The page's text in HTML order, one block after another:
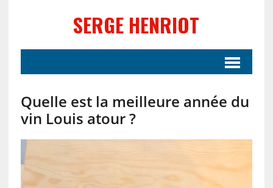
SERGE HENRIOT
Quelle est la meilleure année du
vin Louis atour ?